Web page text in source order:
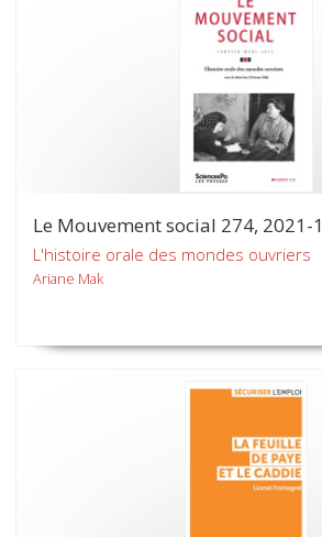
Le Mouvement social 274, 2021-1
L'histoire orale des mondes ouvriers
Ariane Mak